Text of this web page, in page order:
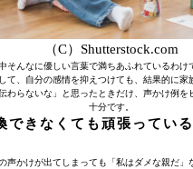
（C）Shutterstock.com
そんなに優しい言葉で満ちあふれているわけ
て、自分の感情を抑えつけても、結果的に家
わらないな」と思ったときだけ、声かけ例
十分です。
できなくても頑張ってい
声かけが出てしまっても「私はダメな親だ」